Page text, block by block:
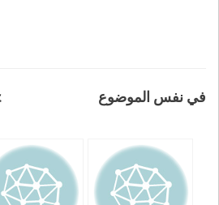
في نفس الموضوع